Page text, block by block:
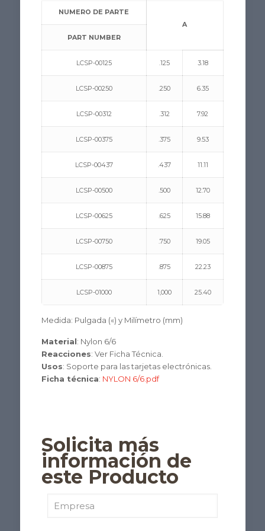
NUMERO DE PARTE
A
PART NUMBER
LCSP-00125 .125 3.18
LCSP-00250 .250 6.35
LCSP-00312 .312 7.92
LCSP-00375 .375 9.53
LCSP-00437 .437 11.11
LCSP-00500 .500 12.70
LCSP-00625 .625 15.88
LCSP-00750 .750 19.05
LCSP-00875 .875 22.23
LCSP-01000 1,000 25.40
Medida: Pulgada («) y Milímetro (mm)
Material: Nylon 6/6
Reacciones: Ver Ficha Técnica.
Usos: Soporte para las tarjetas electrónicas.
Ficha técnica: NYLON 6/6.pdf
Solicita más
información de
este Producto